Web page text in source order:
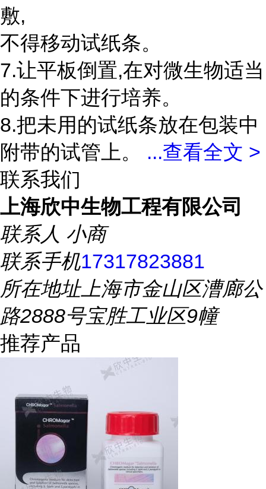
敷,
不得移动试纸条。
7.让平板倒置,在对微生物适当
的条件下进行培养。
8.把未用的试纸条放在包装中
附带的试管上。 ...查看全文 >
联系我们
上海欣中生物工程有限公司
联系人 小商
联系手机17317823881
所在地址上海市金山区漕廊公
路2888号宝胜工业区9幢
推荐产品